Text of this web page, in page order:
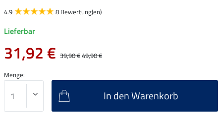
4.9 8 Bewertung(en)
Lieferbar
31,92 € 39,90 €49,90 €
Menge:
In den Warenkorb